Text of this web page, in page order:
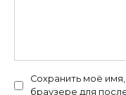
Сохранить моё
браузере для